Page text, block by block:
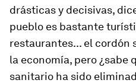
drásticas y decisivas,
pueblo es bastante
restaurantes... el cordón
la economía, pero ¿sabe
sanitario ha sido